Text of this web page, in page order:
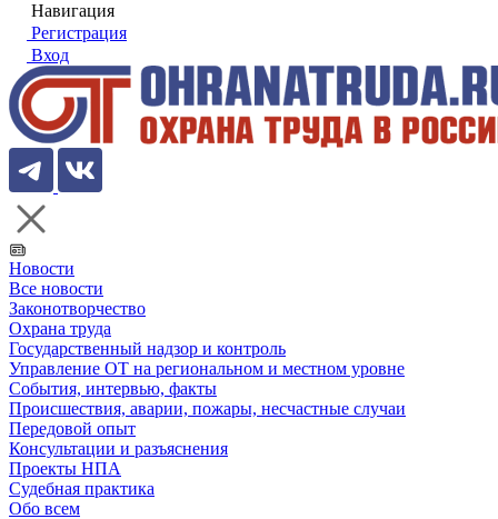
Навигация
Регистрация
Вход
Новости
Все новости
Законотворчество
Охрана труда
Государственный надзор и контроль
Управление ОТ на региональном и местном уровне
События, интервью, факты
Происшествия, аварии, пожары, несчастные случаи
Передовой опыт
Консультации и разъяснения
Проекты НПА
Судебная практика
Обо всем